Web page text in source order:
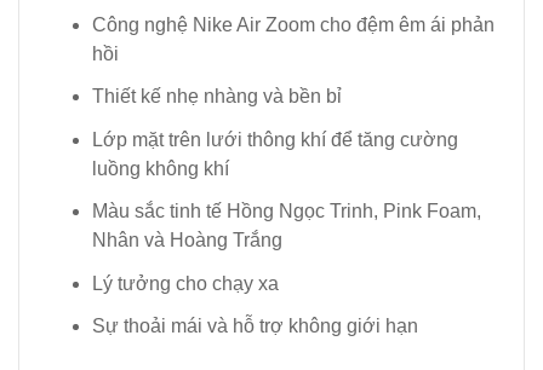
Công nghệ Nike Air Zoom cho đệm êm ái phản
hồi
Thiết kế nhẹ nhàng và bền bỉ
Lớp mặt trên lưới thông khí để tăng cường
luồng không khí
Màu sắc tinh tế Hồng Ngọc Trinh, Pink Foam,
Nhân và Hoàng Trắng
Lý tưởng cho chạy xa
Sự thoải mái và hỗ trợ không giới hạn